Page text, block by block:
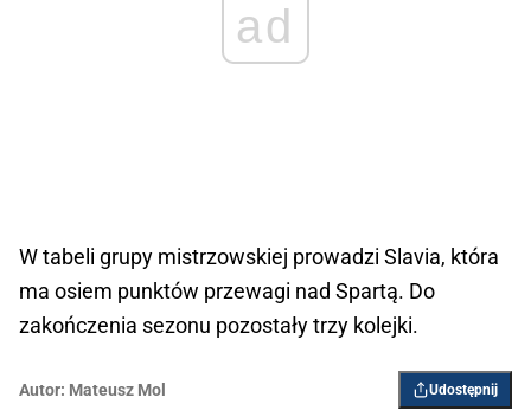
ad
W tabeli grupy mistrzowskiej prowadzi Slavia, która
ma osiem punktów przewagi nad Spartą. Do
zakończenia sezonu pozostały trzy kolejki.
Autor: Mateusz Mol Udostępnij